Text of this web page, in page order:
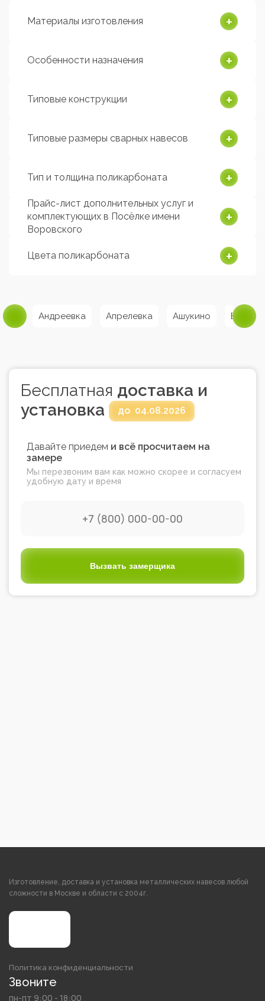
Материалы изготовления
Особенности назначения
Типовые конструкции
Типовые размеры сварных навесов
Тип и толщина поликарбоната
Прайс-лист дополнительных услуг и
комплектующих в Посёлке имени
Воровского
Цвета поликарбоната
Андреевка Апрелевка Ашукино
Бесплатная доставка и
установка
до 04.08.2026
Давайте приедем и всё просчитаем на
замере
Мы перезвоним вам как можно скорее и согласуем
удобную дату и время
Вызвать замерщика
Изготовление, доставка и установка металлических навесов любой
сложности в Москве и области с 2004г.
Политика конфиденциальности
Звоните
пн-пт 9:00 - 18:00